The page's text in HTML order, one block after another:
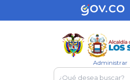
Administrar